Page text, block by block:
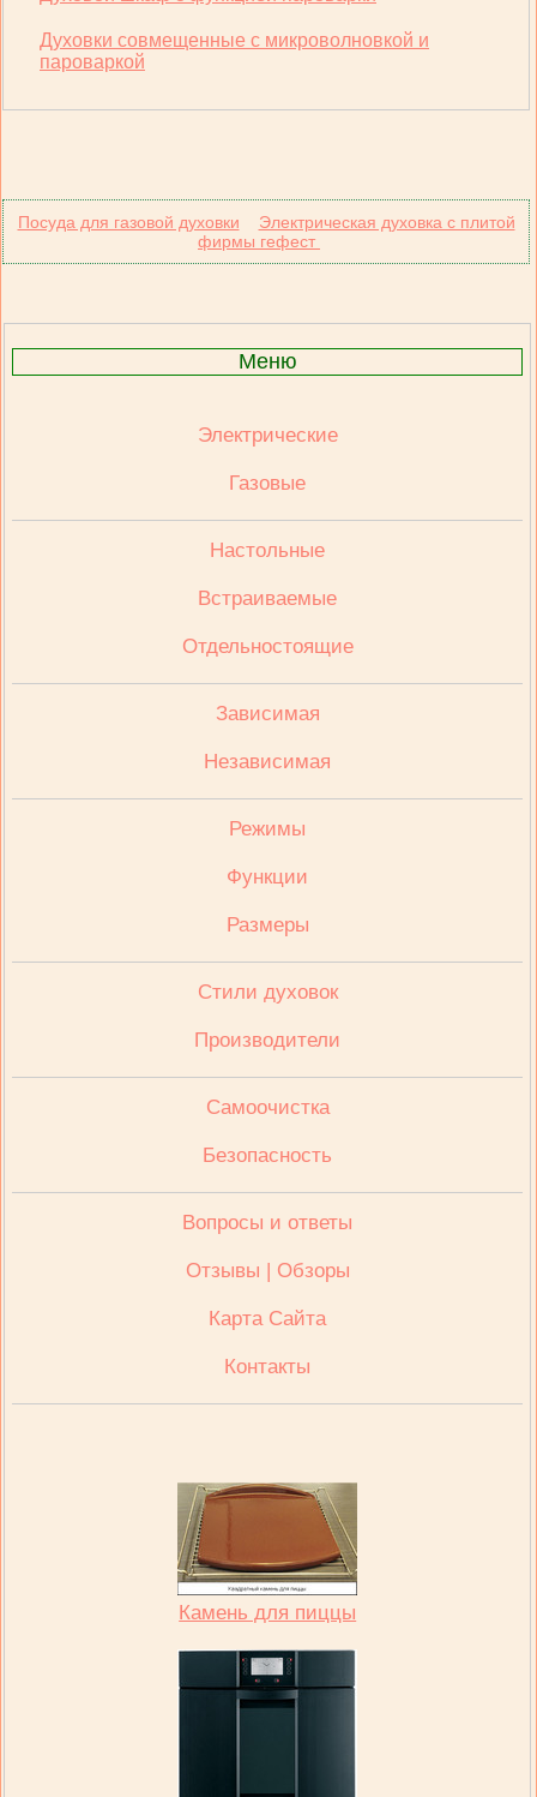
Духовки совмещенные с микроволновкой и
пароваркой
Посуда для газовой духовки
Электрическая духовка с плитой
фирмы гефест
Меню
Электрические
Газовые
Настольные
Встраиваемые
Отдельностоящие
Зависимая
Независимая
Режимы
Функции
Размеры
Стили духовок
Производители
Cамоочистка
Безопасность
Вопросы и ответы
Отзывы | Обзоры
Карта Сайта
Контакты
Камень для пиццы